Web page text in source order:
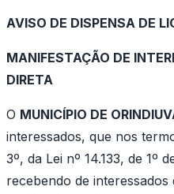
AVISO DE DISPENSA DE
MANIFESTAÇÃO DE
DIRETA
O MUNICÍPIO DE
interessados, que nos
3º, da Lei nº 14.133, de 1º
recebendo de interessados